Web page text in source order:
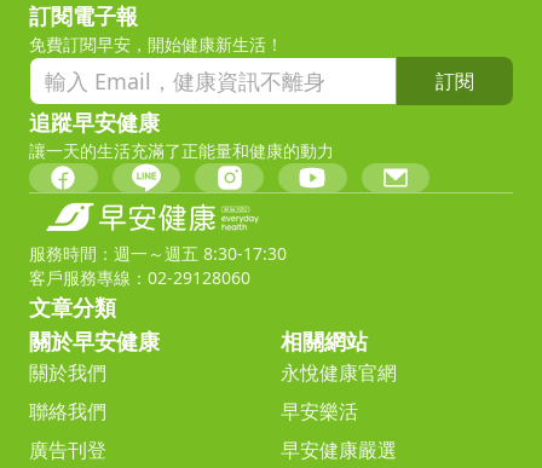
訂閱電子報
免費訂閱早安，開始健康新生活！
訂閱
追蹤早安健康
讓一天的生活充滿了正能量和健康的動力
服務時間：週一～週五 8:30-17:30
客戶服務專線：02-29128060
文章分類
關於早安健康
關於我們
聯絡我們
廣告刊登
相關網站
永悅健康官網
早安樂活
早安健康嚴選